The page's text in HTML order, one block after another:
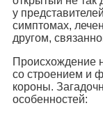
у
симптомах,
другом,
Происхождение
со строением и
короны.
особенностей: